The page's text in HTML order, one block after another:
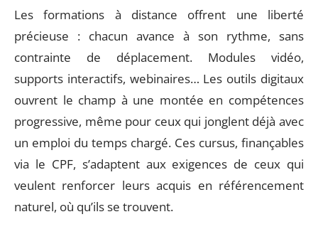
Les formations à distance offrent une liberté
précieuse : chacun avance à son rythme, sans
contrainte de déplacement. Modules vidéo,
supports interactifs, webinaires… Les outils digitaux
ouvrent le champ à une montée en compétences
progressive, même pour ceux qui jonglent déjà avec
un emploi du temps chargé. Ces cursus, finançables
via le CPF, s’adaptent aux exigences de ceux qui
veulent renforcer leurs acquis en référencement
naturel, où qu’ils se trouvent.